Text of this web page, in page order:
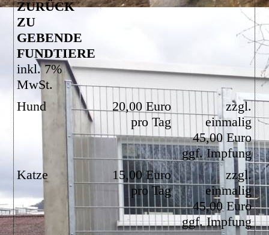
ZURÜCK
ZU
GEBENDE
FUNDTIERE
inkl. 7%
MwSt.
Hund
20,00 Euro
pro Tag
zzgl.
einmalig
45,00 Euro
ggf. Impfung
Katze
15,00 Euro
pro Tag
zzgl.
einmalig
45,00 Euro
ggf. Impfung